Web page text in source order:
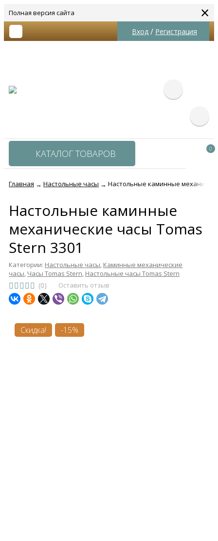
Полная версия сайта ×
Вход / Регистрация
КАТАЛОГ ТОВАРОВ 0
Главная → Настольные часы → Настольные каминные
Настольные каминные
механические часы Tomas
Stern 3301
Категории: Настольные часы, Каминные механические
часы, Часы Tomas Stern, Настольные часы Tomas Stern
(0) Оставить отзыв
Скидка! -15%